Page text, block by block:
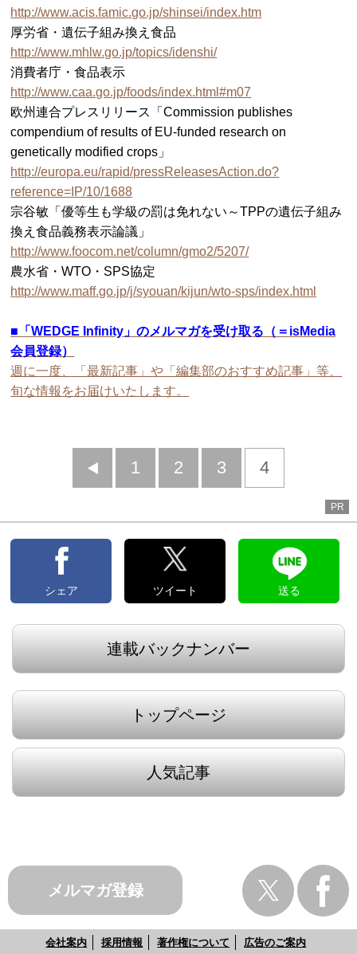
http://www.acis.famic.go.jp/shinsei/index.htm
厚労省・遺伝子組み換え食品
http://www.mhlw.go.jp/topics/idenshi/
消費者庁・食品表示
http://www.caa.go.jp/foods/index.html#m07
欧州連合プレスリリース「Commission publishes
compendium of results of EU-funded research on
genetically modified crops」
http://europa.eu/rapid/pressReleasesAction.do?
reference=IP/10/1688
宗谷敏「優等生も学級の罰は免れない～TPPの遺伝子組み
換え食品義務表示論議」
http://www.foocom.net/column/gmo2/5207/
農水省・WTO・SPS協定
http://www.maff.go.jp/j/syouan/kijun/wto-sps/index.html
■ 「WEDGE Infinity」のメルマガを受け取る（＝isMedia
会員登録）
週に一度、「最新記事」や「編集部のおすすめ記事」等、
旬な情報をお届けいたします。
前
1 2 3 4
PR
シェア ツイート 送る
連載バックナンバー
トップページ
人気記事
メルマガ登録
会社案内 採用情報 著作権について 広告のご案内